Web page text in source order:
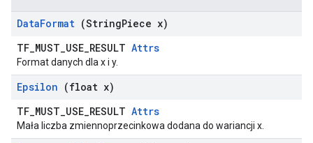
DataFormat (StringPiece x)
TF_MUST_USE_RESULT Attrs
Format danych dla x i y.
Epsilon (float x)
TF_MUST_USE_RESULT Attrs
Mała liczba zmiennoprzecinkowa dodana do wariancji x.